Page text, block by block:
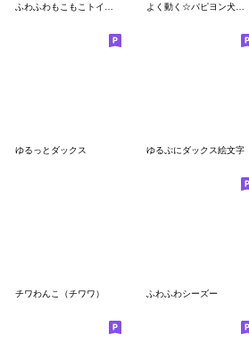
ゆるっとダックス ゆるぷにダックス絵文字
チワわんこ（チワワ） ふわふわシーズー